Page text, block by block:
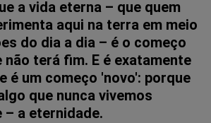
a vida eterna – que quem
aqui na terra em meio
do dia a dia – é o começo
não terá fim. E é exatamente
é um começo 'novo': porque
que nunca vivemos
– a eternidade.